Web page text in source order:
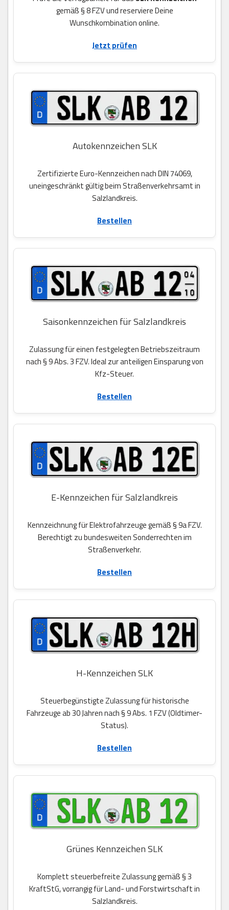
gemäß § 8 FZV und reserviere Deine
Wunschkombination online.
Jetzt prüfen
Autokennzeichen SLK
Zertifizierte Euro-Kennzeichen nach DIN 74069,
uneingeschränkt gültig beim Straßenverkehrsamt in
Salzlandkreis.
Bestellen
Saisonkennzeichen für Salzlandkreis
Zulassung für einen festgelegten Betriebszeitraum
nach § 9 Abs. 3 FZV. Ideal zur anteiligen Einsparung von
Kfz-Steuer.
Bestellen
E-Kennzeichen für Salzlandkreis
Kennzeichnung für Elektrofahrzeuge gemäß § 9a FZV.
Berechtigt zu bundesweiten Sonderrechten im
Straßenverkehr.
Bestellen
H-Kennzeichen SLK
Steuerbegünstigte Zulassung für historische
Fahrzeuge ab 30 Jahren nach § 9 Abs. 1 FZV (Oldtimer-
Status).
Bestellen
Grünes Kennzeichen SLK
Komplett steuerbefreite Zulassung gemäß § 3
KraftStG, vorrangig für Land- und Forstwirtschaft in
Salzlandkreis.